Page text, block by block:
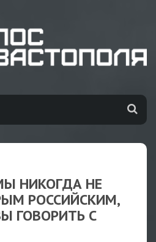
НИКОГДА НЕ
РОССИЙСКИМ,
ГОВОРИТЬ С